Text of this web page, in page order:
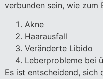
verbunden sein, wie zum
Akne
Haarausfall
Veränderte Libido
Leberprobleme bei
Es ist entscheidend, sich